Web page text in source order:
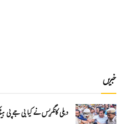
خبریں
دہلی کانگریس نے کیا بی جے پی